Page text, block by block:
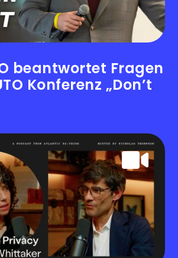
beantwortet Fragen
Konferenz „Don’t